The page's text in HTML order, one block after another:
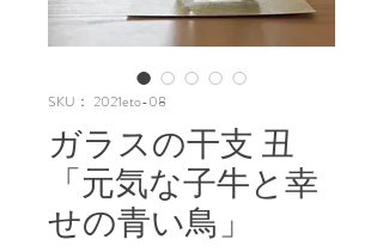
SKU： 2021eto-08
ガラスの干支 丑
「元気な子牛と幸
せの青い鳥」